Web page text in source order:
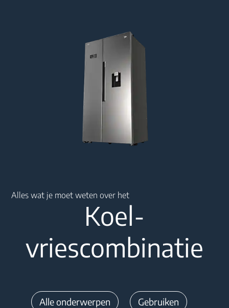
Alles wat je moet weten over het
Koel-
vriescombinatie
Alle onderwerpen Gebruiken